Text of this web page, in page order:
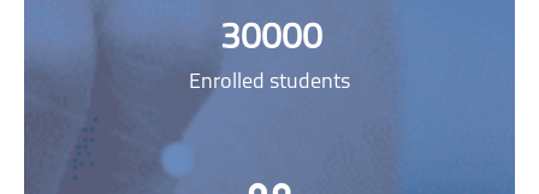
30000
Enrolled students